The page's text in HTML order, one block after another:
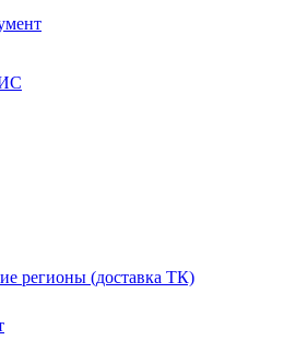
регионы (доставка ТК)